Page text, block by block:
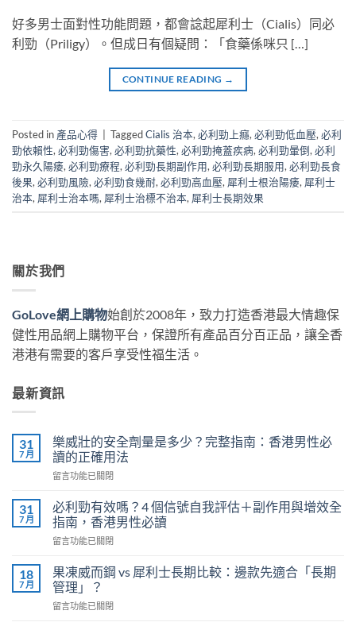
好多男士面對性功能問題，都會諗起犀利士（Cialis）同必
利勁（Priligy）。但成日有個疑問：「食藥係咪只 […]
CONTINUE READING →
Posted in 產品心得 TaggedCialis 治本, 必利勁上癮, 必利勁低血壓, 必利
勁依賴性, 必利勁傷害, 必利勁抗藥性, 必利勁掩蓋疾病, 必利勁暈倒, 必利
勁永久陽痿, 必利勁療程, 必利勁長期副作用, 必利勁長期服用, 必利勁長食
後果, 必利勁風險, 必利勁食幾耐, 必利勁高血壓, 犀利士根治陽痿, 犀利士
治本, 犀利士治本嗎, 犀利士治標不治本, 犀利士長期效果
關於我們
GoLove網上購物始創於2008年，致力打造香港最大情趣保
健性用品網上購物平台，保證所有產品百分百正品，讓全香
港港有需要的客戶享受性福生活。
最新資訊
31
7 月
樂威壯的安全劑量是多少？完整指南：香港男性必
讀的正確用法
在
威
壯
的
安
劑
量
是
多
留言功能已關閉
31
7 月
必利勁有效嗎？4 個信號自我評估＋副作用與增效全
指南，香港男性必讀
在
利
勁
有
效
留言功能已關閉
18
7 月
果凍威而鋼 vs 犀利士長期比較：邊款先適合「長期
管理」？
在
留言功能已關閉